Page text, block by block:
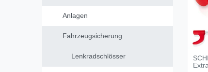
Anlagen
Fahrzeugsicherung
Lenkradschlösser